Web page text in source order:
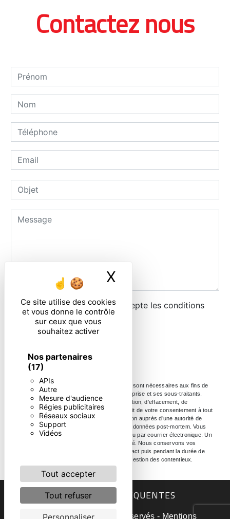
Ce site utilise des cookies
et vous donne le contrôle
sur ceux que vous
souhaitez activer
Nos partenaires
(17)
APIs
Autre
Mesure d'audience
Régies publicitaires
Réseaux sociaux
Support
Vidéos
Tout accepter
Tout refuser
Personnaliser
X
Contactez nous
En cochant cette case, j'accepte les conditions
particulières ci-dessous **
** Les données personnelles communiquées sont nécessaires aux fins de
vous contacter. Elles sont destinées à l'entreprise et ses sous-traitants.
Vous disposez de droits d’accès, de rectification, d’effacement, de
portabilité, de limitation, d’opposition, de retrait de votre consentement à tout
moment et du droit d’introduire une réclamation auprès d’une autorité de
contrôle, ainsi que d’organiser le sort de vos données post-mortem. Vous
pouvez exercer ces droits par voie postale ou par courrier électronique. Un
justificatif d'identité pourra vous être demandé. Nous conservons vos
données pendant la période de prise de contact puis pendant la durée de
prescription légale aux fins probatoire et de gestion des contentieux.
RECHERCHES FRÉQUENTES
Vistalid- 2026 - Tous droits réservés - Mentions